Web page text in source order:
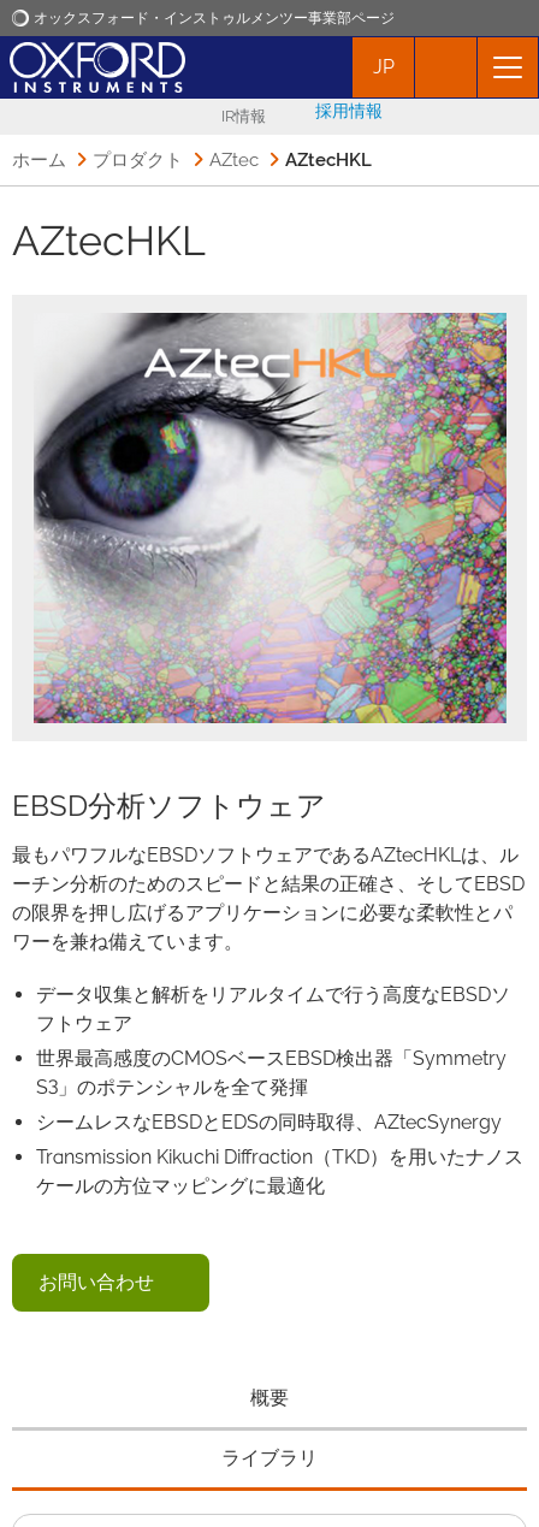
オックスフォード・インストゥルメンツー事業部ページ
オックスフォード・インストゥルメンツ
イベント
お問い合わせ
JP
IR情報 採用情報
ホーム プロダクト AZtec AZtecHKL
AZtecHKL
EBSD分析ソフトウェア
最もパワフルなEBSDソフトウェアであるAZtecHKLは、ル
ーチン分析のためのスピードと結果の正確さ、そしてEBSD
の限界を押し広げるアプリケーションに必要な柔軟性とパ
ワーを兼ね備えています。
データ収集と解析をリアルタイムで行う高度なEBSDソ
フトウェア
世界最高感度のCMOSベースEBSD検出器「Symmetry
S3」のポテンシャルを全て発揮
シームレスなEBSDとEDSの同時取得、AZtecSynergy
Transmission Kikuchi Diffraction（TKD）を用いたナノス
ケールの方位マッピングに最適化
お問い合わせ
概要
ライブラリ